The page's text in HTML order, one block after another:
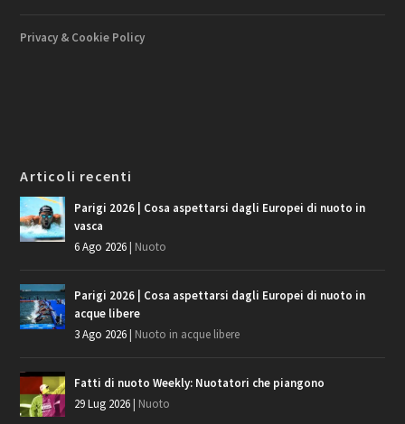
Privacy & Cookie Policy
Articoli recenti
Parigi 2026 | Cosa aspettarsi dagli Europei di nuoto in
vasca
6 Ago 2026| Nuoto
Parigi 2026 | Cosa aspettarsi dagli Europei di nuoto in
acque libere
3 Ago 2026| Nuoto in acque libere
Fatti di nuoto Weekly: Nuotatori che piangono
29 Lug 2026| Nuoto